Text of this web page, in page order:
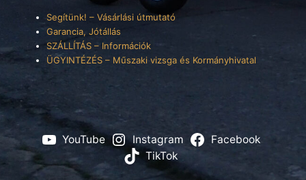
Segítünk! – Vásárlási útmutató
Garancia, Jótállás
SZÁLLÍTÁS – Információk
ÜGYINTÉZÉS – Műszaki vizsga és Kormányhivatal
YouTube Instagram
Facebook
TikTok